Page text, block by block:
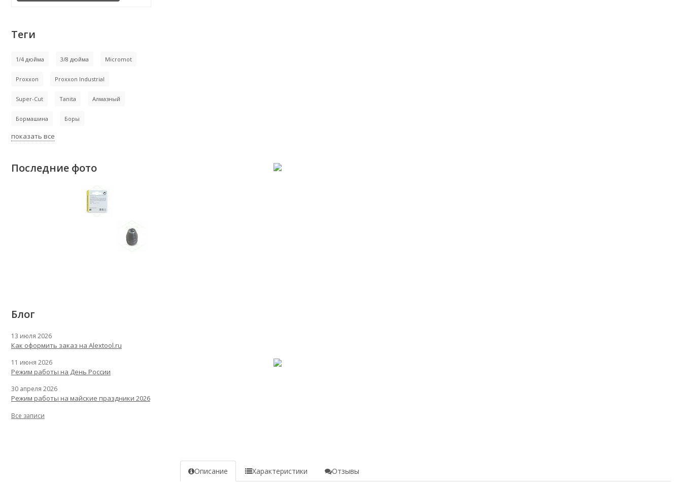
Описание Характеристики Отзывы
Теги
1/4 дюйма 3/8 дюйма Micromot
Proxxon Proxxon Industrial
Super-Cut Tanita Алмазный
Бормашина Боры
показать все
Последние фото
Блог
13 июля 2026
Как оформить заказ на Alextool.ru
11 июня 2026
Режим работы на День России
30 апреля 2026
Режим работы на майские праздники 2026
Все записи